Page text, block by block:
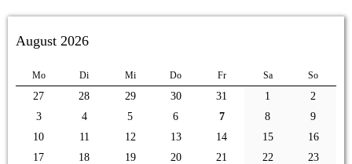
August 2026
Mo Di Mi Do Fr Sa So
27 28 29 30 31 1
2
3
4 5 6 7 8
9
10
11 12 13 14 15
16
17
18 19 20 21 22
23